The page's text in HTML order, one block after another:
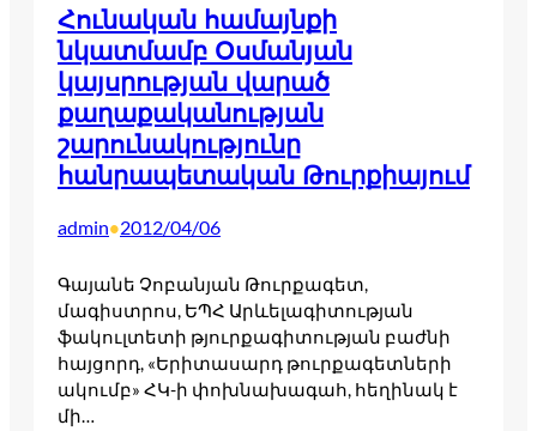
Հունական համայնքի
նկատմամբ Օսմանյան
կայսրության վարած
քաղաքականության
շարունակությունը
հանրապետական Թուրքիայում
admin•2012/04/06
Գայանե Չոբանյան Թուրքագետ,
մագիստրոս, ԵՊՀ Արևելագիտության
ֆակուլտետի թյուրքագիտության բաժնի
հայցորդ, «Երիտասարդ թուրքագետների
ակումբ» ՀԿ-ի փոխնախագահ, հեղինակ է
մի…